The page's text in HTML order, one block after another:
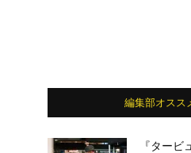
編集部オスス
『タービ